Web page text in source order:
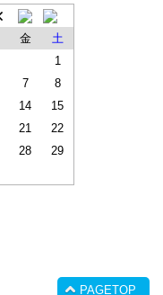
金
土
1
7
8
14
15
21
22
28
29
PAGETOP